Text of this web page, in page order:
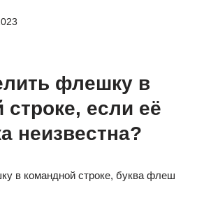
флешку в
если её
неизвестна?
в командной строке, буква флеш